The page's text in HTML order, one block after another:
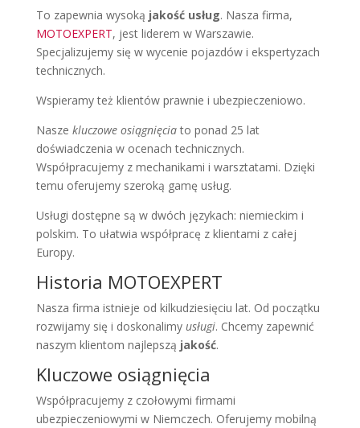
To zapewnia wysoką jakość usług. Nasza firma,
MOTOEXPERT, jest liderem w Warszawie.
Specjalizujemy się w wycenie pojazdów i ekspertyzach
technicznych.
Wspieramy też klientów prawnie i ubezpieczeniowo.
Nasze kluczowe osiągnięciato ponad 25 lat
doświadczenia w ocenach technicznych.
Współpracujemy z mechanikami i warsztatami. Dzięki
temu oferujemy szeroką gamę usług.
Usługi dostępne są w dwóch językach: niemieckim i
polskim. To ułatwia współpracę z klientami z całej
Europy.
Historia MOTOEXPERT
Nasza firma istnieje od kilkudziesięciu lat. Od początku
rozwijamy się i doskonalimy usługi. Chcemy zapewnić
naszym klientom najlepszą jakość.
Kluczowe osiągnięcia
Współpracujemy z czołowymi firmami
ubezpieczeniowymi w Niemczech. Oferujemy mobilną